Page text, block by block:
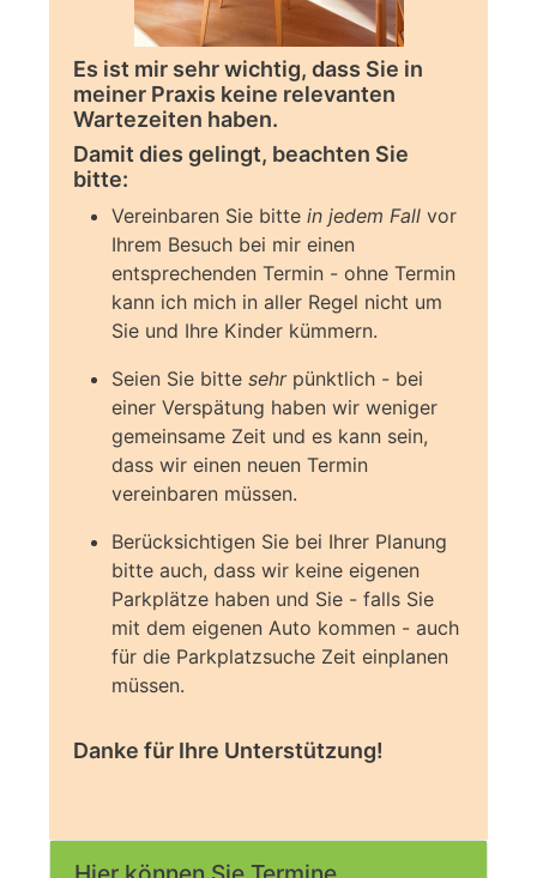
Es ist mir sehr wichtig, dass Sie in
meiner Praxis keine relevanten
Wartezeiten haben.
Damit dies gelingt, beachten Sie
bitte:
Vereinbaren Sie bitte in jedem Fall vor
Ihrem Besuch bei mir einen
entsprechenden Termin - ohne Termin
kann ich mich in aller Regel nicht um
Sie und Ihre Kinder kümmern.
Seien Sie bitte sehrpünktlich - bei
einer Verspätung haben wir weniger
gemeinsame Zeit und es kann sein,
dass wir einen neuen Termin
vereinbaren müssen.
Berücksichtigen Sie bei Ihrer Planung
bitte auch, dass wir keine eigenen
Parkplätze haben und Sie - falls Sie
mit dem eigenen Auto kommen - auch
für die Parkplatzsuche Zeit einplanen
müssen.
Danke für Ihre Unterstützung!